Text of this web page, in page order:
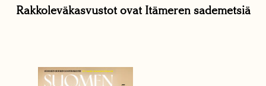
Rakkoleväkasvustot ovat Itämeren sademetsiä